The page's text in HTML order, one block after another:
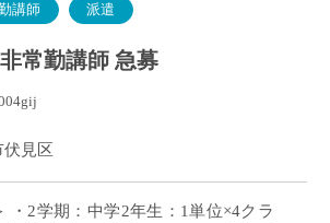
講師 派遣
常勤講師 急募
見区
・2学期：中学2年生：1単位×4クラ